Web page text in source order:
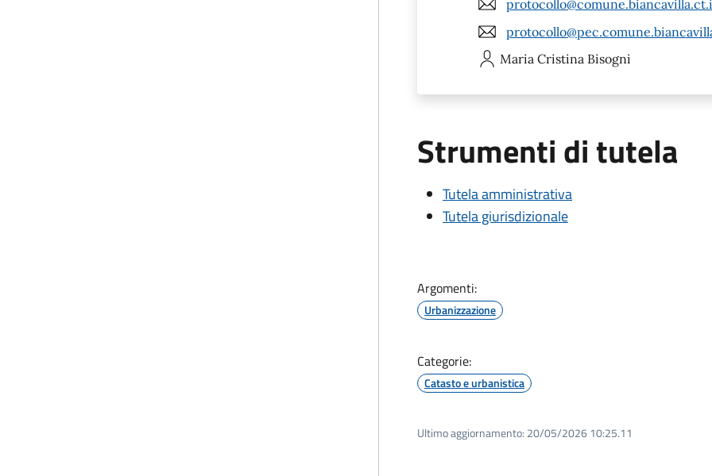
Maria Cristina Bisogni
Strumenti di tutela
Tutela amministrativa
Tutela giurisdizionale
Argomenti:
Urbanizzazione
Categorie:
Catasto e urbanistica
Ultimo aggiornamento: 20/05/2026 10:25.11